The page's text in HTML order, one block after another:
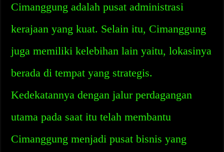
Cimanggung adalah pusat administrasi
kerajaan yang kuat. Selain itu, Cimanggung
juga memiliki kelebihan lain yaitu, lokasinya
berada di tempat yang strategis.
Kedekatannya dengan jalur perdagangan
utama pada saat itu telah membantu
Cimanggung menjadi pusat bisnis yang